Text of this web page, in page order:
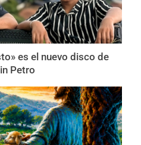
es el nuevo disco de
Petro